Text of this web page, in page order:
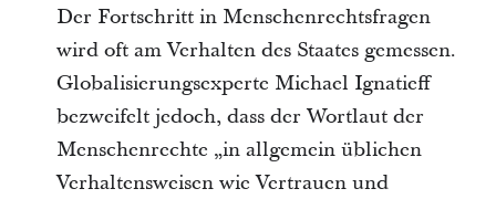
Der Fortschritt in Menschenrechtsfragen
wird oft am Verhalten des Staates gemessen.
Globalisierungsexperte Michael Ignatieff
bezweifelt jedoch, dass der Wortlaut der
Menschenrechte „in allgemein üblichen
Verhaltensweisen wie Vertrauen und